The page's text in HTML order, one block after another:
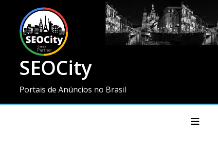
SEOCity
Portais de Anúncios no Brasil